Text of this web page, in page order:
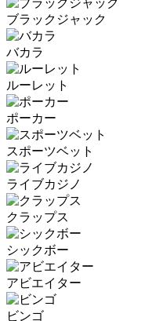
ブラックジャック
バカラ
ルーレット
ポーカー
スポーツベット
ライブカジノ
クラップス
シックボー
アビエイター
ビンゴ